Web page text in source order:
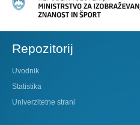
Repozitorij
Uvodnik
Statistika
Univerzitetne strani